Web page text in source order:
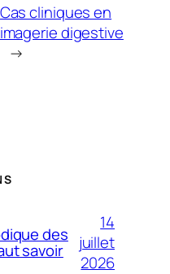
Cas cliniques en
imagerie digestive
→
des
savoir
14
juillet
2026